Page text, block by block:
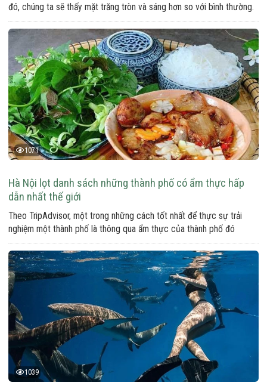
đó, chúng ta sẽ thấy mặt trăng tròn và sáng hơn so với bình thường.
1071
Hà Nội lọt danh sách những thành phố có ẩm thực hấp
dẫn nhất thế giới
Theo TripAdvisor, một trong những cách tốt nhất để thực sự trải
nghiệm một thành phố là thông qua ẩm thực của thành phố đó
1039